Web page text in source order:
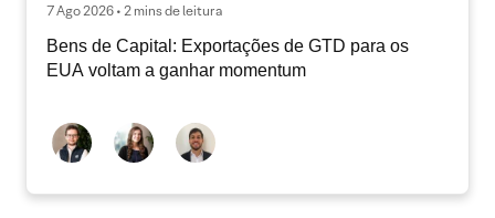
7 Ago 2026 • 2 mins de leitura
Bens de Capital: Exportações de GTD para os
EUA voltam a ganhar momentum